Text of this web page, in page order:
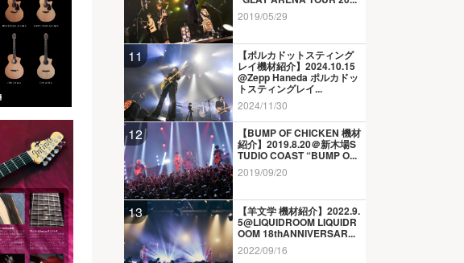
2019/05/29
11 【ポルカドットスティング
レイ機材紹介】2024.10.15
@Zepp Haneda ポルカドッ
トスティングレイ...
2024/11/30
12 【BUMP OF CHICKEN 機材
紹介】2019.8.20＠新木場S
TUDIO COAST “BUMP O...
2019/09/20
13 【羊文学 機材紹介】2022.9.
5@LIQUIDROOM LIQUIDR
OOM 18thANNIVERSAR...
2022/09/16